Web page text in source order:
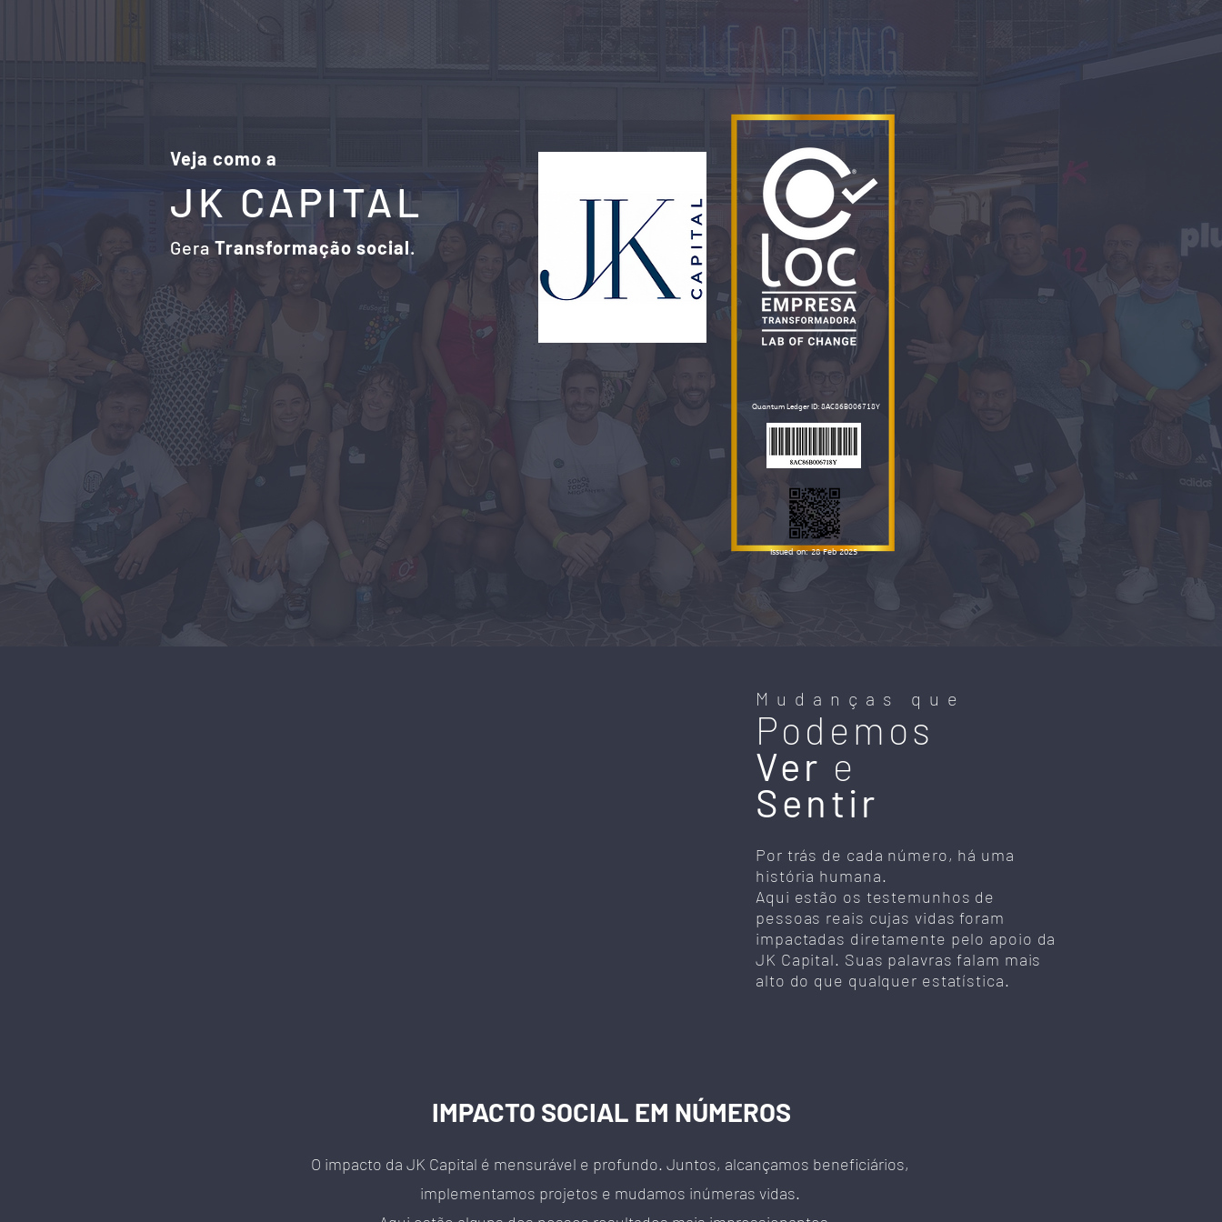
Veja como a
JK CAPITAL
GeraTransformação social.
Quantum Ledger ID: 8AC86B006718Y
Issued on: 28 Feb 2025
Mudanças que
Podemos
Ver e
Sentir
Por trás de cada número, há uma
história humana.
Aqui estão os testemunhos de
pessoas reais cujas vidas foram
impactadas diretamente pelo apoio da
JK Capital. Suas palavras falam mais
alto do que qualquer estatística.
IMPACTO SOCIAL EM NÚMEROS
O impacto da JK Capital é mensurável e profundo. Juntos, alcançamos beneficiários,
implementamos projetos e mudamos inúmeras vidas.